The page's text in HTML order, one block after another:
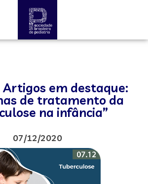
Artigos em destaque:
de tratamento da
na infância”
07/12/2020